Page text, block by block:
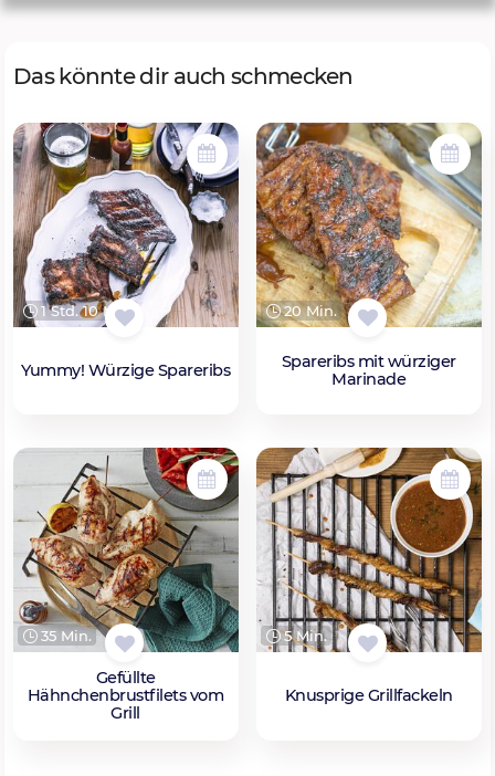
Das könnte dir auch schmecken
1 Std. 10 Min.
Yummy! Würzige Spareribs
20 Min.
Spareribs mit würziger
Marinade
35 Min.
Gefüllte
Hähnchenbrustfilets vom
Grill
5 Min.
Knusprige Grillfackeln